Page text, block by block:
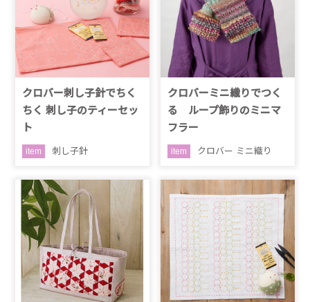
クロバー刺し子針でちく
ちく 刺し子のティーセッ
ト
item 刺し子針
クロバーミニ織りでつく
る ループ飾りのミニマ
フラー
item クロバー ミニ織り